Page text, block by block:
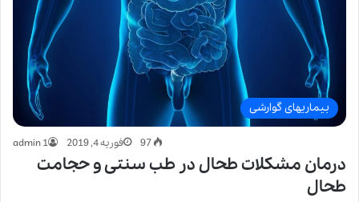
بیماریهای گوارشی
admin 1 فوریه 4, 2019
درمان مشکلات طحال در طب سنتی و حجامت
طحال